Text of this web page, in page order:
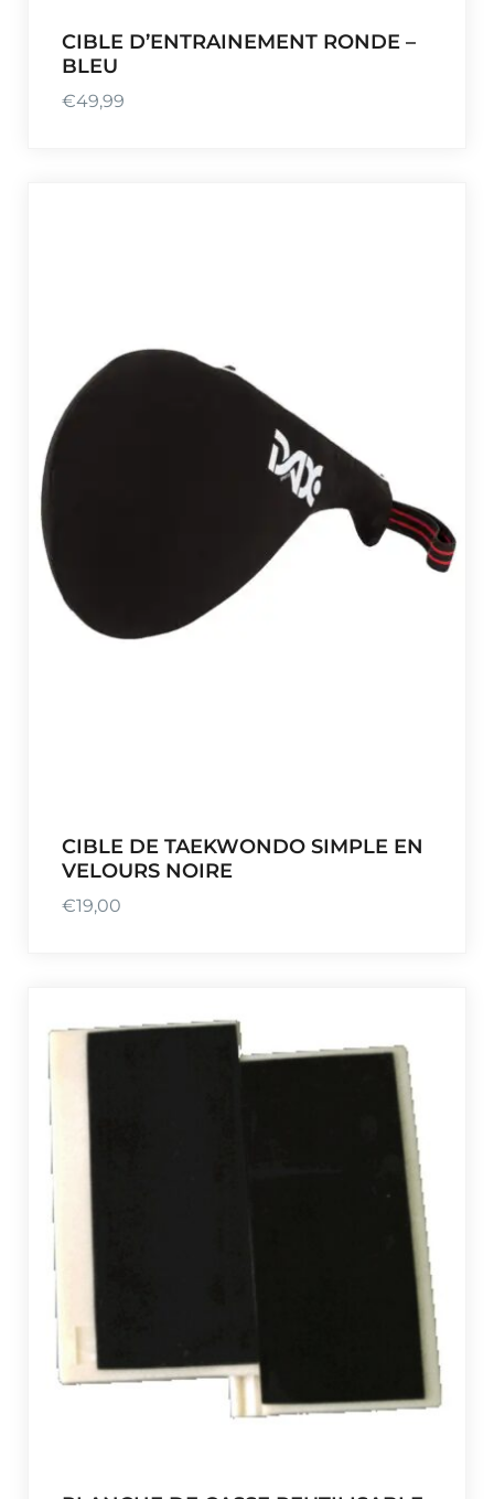
CIBLE D’ENTRAINEMENT RONDE –
BLEU
€49,99
CIBLE DE TAEKWONDO SIMPLE EN
VELOURS NOIRE
€19,00